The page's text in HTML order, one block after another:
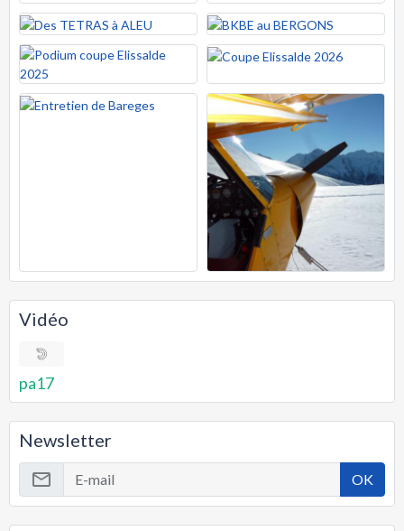
Vidéo
pa17
Newsletter
OK